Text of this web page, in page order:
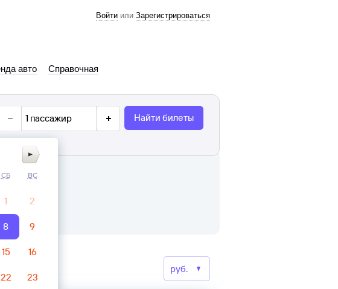
Войти или Зарегистрироваться
авто Справочная
1 пассажир Найти билеты
СБ ВС
1 2
8 9
15 16
22 23